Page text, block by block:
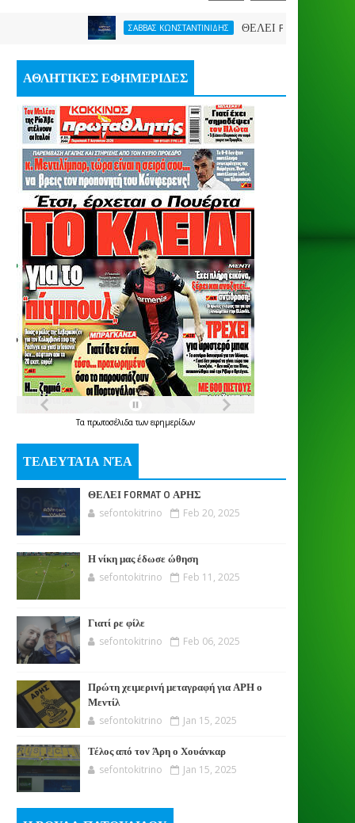
ΣΑΒΒΑΣ ΚΩΝΣΤΑΝΤΙΝΙΔΗΣ ΘΕΛΕΙ FORMAT O ΑΡΗΣ
ΑΘΛΗΤΙΚΕΣ ΕΦΗΜΕΡΙΔΕΣ
Τα πρωτοσέλιδατων εφημερίδων
ΤΕΛΕΥΤΑΊΑ ΝΈΑ
ΘΕΛΕΙ FORMAT O ΑΡΗΣ
sefontokitrino Feb 20, 2025
Η νίκη μας έδωσε ώθηση
sefontokitrino Feb 11, 2025
Γιατί ρε φίλε
sefontokitrino Feb 06, 2025
Πρώτη χειμερινή μεταγραφή για ΑΡΗ ο
Μεντίλ
sefontokitrino Jan 15, 2025
Τέλος από τον Άρη ο Χουάνκαρ
sefontokitrino Jan 15, 2025